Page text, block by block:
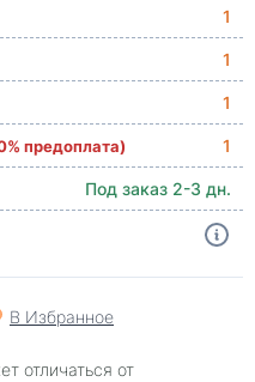
1
1
1
предоплата)
1
Под заказ 2-3 дн.
В Избранное
отличаться от